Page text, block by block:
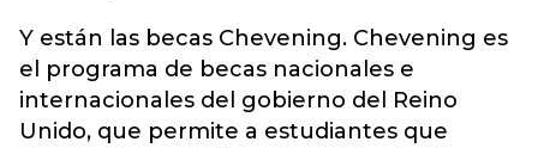
Y están las becas Chevening. Chevening es
el programa de becas nacionales e
internacionales del gobierno del Reino
Unido, que permite a estudiantes que